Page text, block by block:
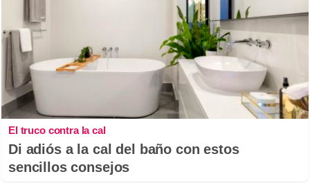
El truco contra la cal
Di adiós a la cal del baño con estos
sencillos consejos